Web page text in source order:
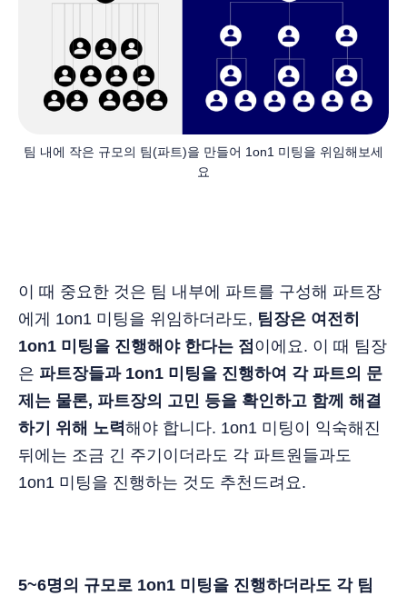
팀 내에 작은 규모의 팀(파트)을 만들어 1on1 미팅을 위임해보세
요
이 때 중요한 것은 팀 내부에 파트를 구성해 파트장
에게 1on1 미팅을 위임하더라도, 팀장은 여전히
1on1 미팅을 진행해야 한다는 점 이에요. 이 때 팀장
은 파트장들과 1on1 미팅을 진행하여 각 파트의 문
제는 물론, 파트장의 고민 등을 확인하고 함께 해결
하기 위해 노력해야 합니다. 1on1 미팅이 익숙해진
뒤에는 조금 긴 주기이더라도 각 파트원들과도
1on1 미팅을 진행하는 것도 추천드려요.
5~6명의 규모로 1on1 미팅을 진행하더라도 각 팀